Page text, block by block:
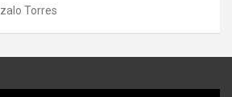
Torres